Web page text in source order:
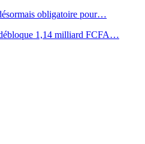
obligatoire pour…
1,14 milliard FCFA…